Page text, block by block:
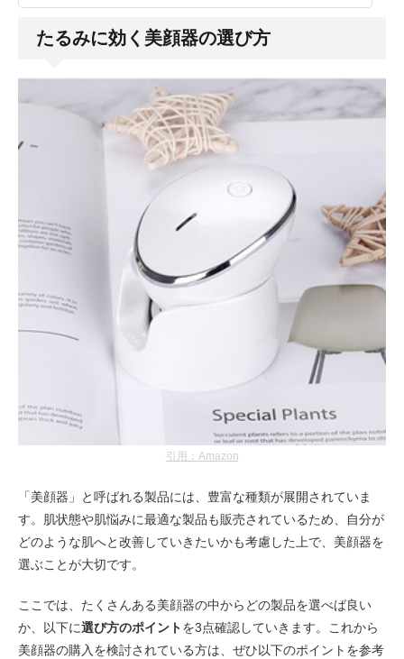
たるみに効く美顔器の選び方
引用：Amazon
「美顔器」と呼ばれる製品には、豊富な種類が展開されていま
す。肌状態や肌悩みに最適な製品も販売されているため、自分が
どのような肌へと改善していきたいかも考慮した上で、美顔器を
選ぶことが大切です。
ここでは、たくさんある美顔器の中からどの製品を選べば良い
か、以下に選び方のポイントを3点確認していきます。これから
美顔器の購入を検討されている方は、ぜひ以下のポイントを参考